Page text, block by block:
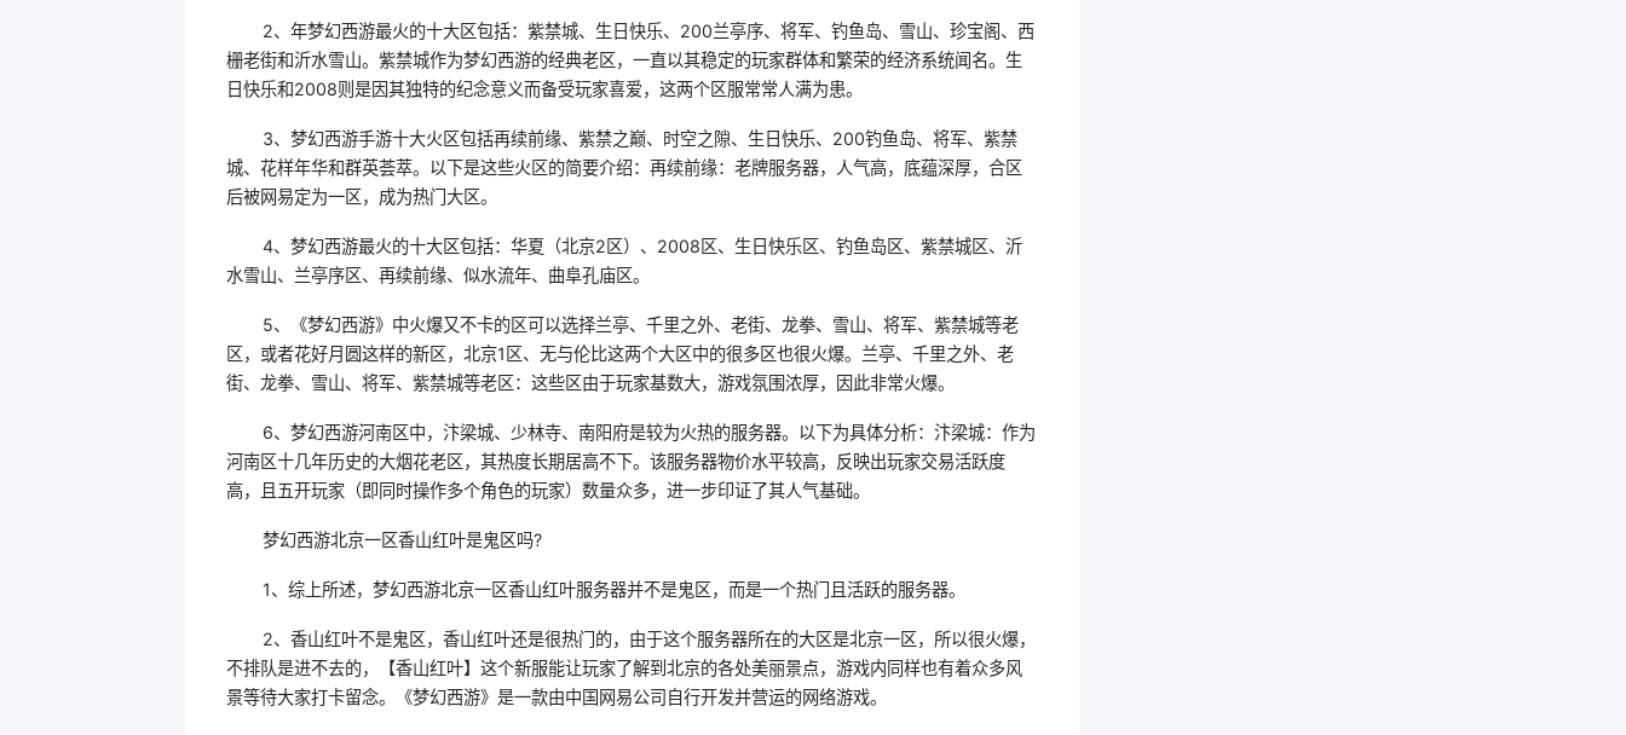
2、年梦幻西游最火的十大区包括：紫禁城、生日快乐、200兰亭序、将军、钓鱼岛、雪山、珍宝阁、西
栅老街和沂水雪山。紫禁城作为梦幻西游的经典老区，一直以其稳定的玩家群体和繁荣的经济系统闻名。生
日快乐和2008则是因其独特的纪念意义而备受玩家喜爱，这两个区服常常人满为患。
3、梦幻西游手游十大火区包括再续前缘、紫禁之巅、时空之隙、生日快乐、200钓鱼岛、将军、紫禁
城、花样年华和群英荟萃。以下是这些火区的简要介绍：再续前缘：老牌服务器，人气高，底蕴深厚，合区
后被网易定为一区，成为热门大区。
4、梦幻西游最火的十大区包括：华夏（北京2区）、2008区、生日快乐区、钓鱼岛区、紫禁城区、沂
水雪山、兰亭序区、再续前缘、似水流年、曲阜孔庙区。
5、《梦幻西游》中火爆又不卡的区可以选择兰亭、千里之外、老街、龙拳、雪山、将军、紫禁城等老
区，或者花好月圆这样的新区，北京1区、无与伦比这两个大区中的很多区也很火爆。兰亭、千里之外、老
街、龙拳、雪山、将军、紫禁城等老区：这些区由于玩家基数大，游戏氛围浓厚，因此非常火爆。
6、梦幻西游河南区中，汴梁城、少林寺、南阳府是较为火热的服务器。以下为具体分析：汴梁城：作为
河南区十几年历史的大烟花老区，其热度长期居高不下。该服务器物价水平较高，反映出玩家交易活跃度
高，且五开玩家（即同时操作多个角色的玩家）数量众多，进一步印证了其人气基础。
梦幻西游北京一区香山红叶是鬼区吗?
1、综上所述，梦幻西游北京一区香山红叶服务器并不是鬼区，而是一个热门且活跃的服务器。
2、香山红叶不是鬼区，香山红叶还是很热门的，由于这个服务器所在的大区是北京一区，所以很火爆，
不排队是进不去的，【香山红叶】这个新服能让玩家了解到北京的各处美丽景点，游戏内同样也有着众多风
景等待大家打卡留念。《梦幻西游》是一款由中国网易公司自行开发并营运的网络游戏。